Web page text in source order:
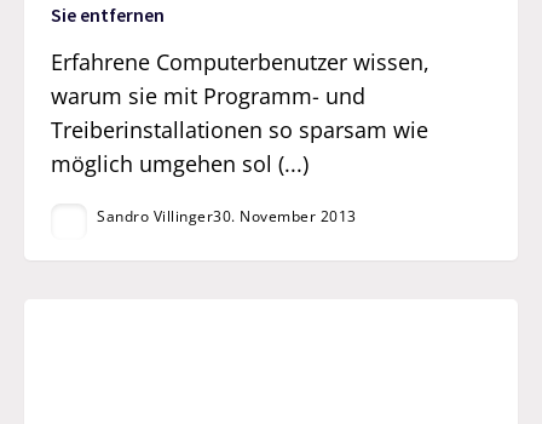
Sie entfernen
Erfahrene Computerbenutzer wissen,
warum sie mit Programm- und
Treiberinstallationen so sparsam wie
möglich umgehen sol (...)
Sandro Villinger30. November 2013